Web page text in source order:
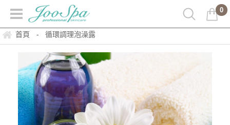
0
首頁 - 循環調理泡澡露